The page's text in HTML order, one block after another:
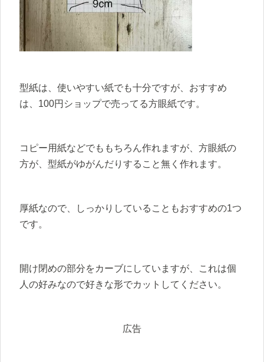
型紙は、使いやすい紙でも十分ですが、おすすめ
は、100円ショップで売ってる方眼紙です。
コピー用紙などでももちろん作れますが、方眼紙の
方が、型紙がゆがんだりすること無く作れます。
厚紙なので、しっかりしていることもおすすめの1つ
です。
開け閉めの部分をカーブにしていますが、これは個
人の好みなので好きな形でカットしてください。
広告